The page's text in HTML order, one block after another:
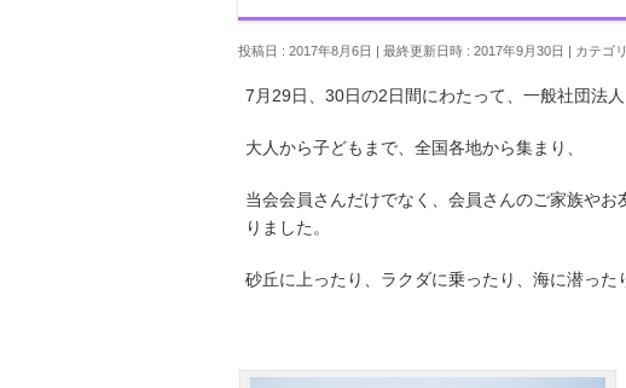
投稿日 : 2017年8月6日 最終更新日時 : 2017年9月30日 カテゴ
7月29日、30日の2日間にわたって、一般社団法
大人から子どもまで、全国各地から集まり、
当会会員さんだけでなく、会員さんのご家族や
りました。
砂丘に上ったり、ラクダに乗ったり、海に潜った